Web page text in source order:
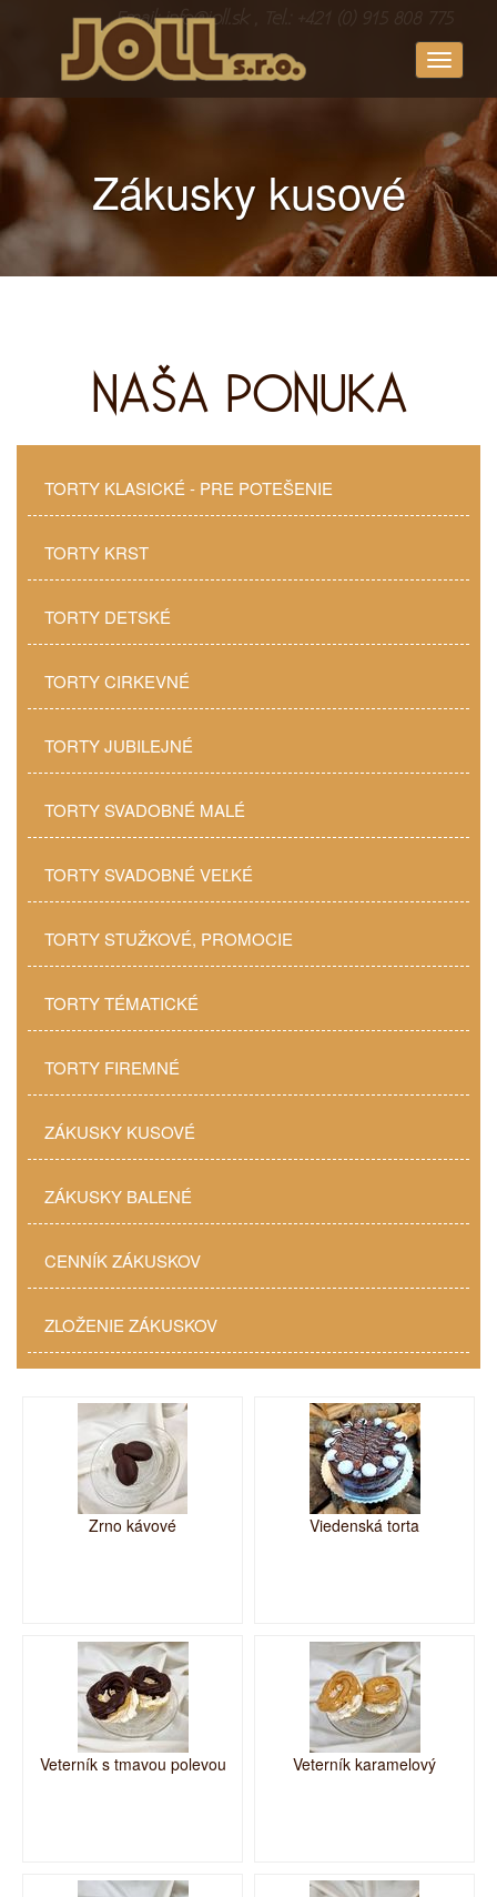
Email: info@joll.sk , Tel.: +421 (0) 915 808 775
Toggle
Zákusky kusové
NAŠA PONUKA
TORTY KLASICKÉ - PRE POTEŠENIE
TORTY KRST
TORTY DETSKÉ
TORTY CIRKEVNÉ
TORTY JUBILEJNÉ
TORTY SVADOBNÉ MALÉ
TORTY SVADOBNÉ VEĽKÉ
TORTY STUŽKOVÉ, PROMOCIE
TORTY TÉMATICKÉ
TORTY FIREMNÉ
ZÁKUSKY KUSOVÉ
ZÁKUSKY BALENÉ
CENNÍK ZÁKUSKOV
ZLOŽENIE ZÁKUSKOV
Zrno kávové Viedenská torta
Veterník s tmavou polevou Veterník karamelový